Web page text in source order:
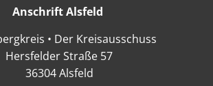
Anschrift Alsfeld
• Der Kreisausschuss
Hersfelder Straße 57
36304 Alsfeld